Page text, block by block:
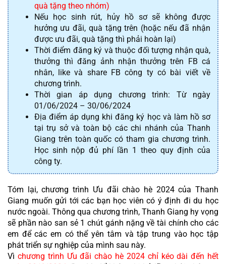
quà tặng theo nhóm)
Nếu học sinh rút, hủy hồ sơ sẽ không được
hưởng ưu đãi, quà tặng trên (hoặc nếu đã nhận
được ưu đãi, quà tặng thì phải hoàn lại)
Thời điểm đăng ký và thuộc đối tượng nhận quà,
thưởng thìđăng ảnh nhận thưởng trên FB cá
nhân, like và share FB công tycó bài viết về
chương trình.
Thời gian áp dụng chương trình: Từ ngày
01/06/2024 – 30/06/2024
Địa điểm áp dụng khi đăng ký học và làm hồ sơ
tại trụ sở và toàn bộ các chi nhánh của Thanh
Giang trên toàn quốc có tham gia chương trình.
Học sinh nộp đủ phí lần 1 theo quy định của
công ty.
Tóm lại, chương trình Ưu đãi chào hè 2024 của Thanh
Giang muốn gửi tới các bạn học viên có ý định đi du học
nước ngoài. Thông qua chương trình, Thanh Giang hy vọng
sẽ phần nào san sẻ 1 chút gánh nặng về tài chính cho các
em để các em có thể yên tâm và tập trung vào học tập
phát triển sự nghiệp của mình sau này.
Vì chương trình Ưu đãi chào hè 2024 chỉ kéo dài đến hết